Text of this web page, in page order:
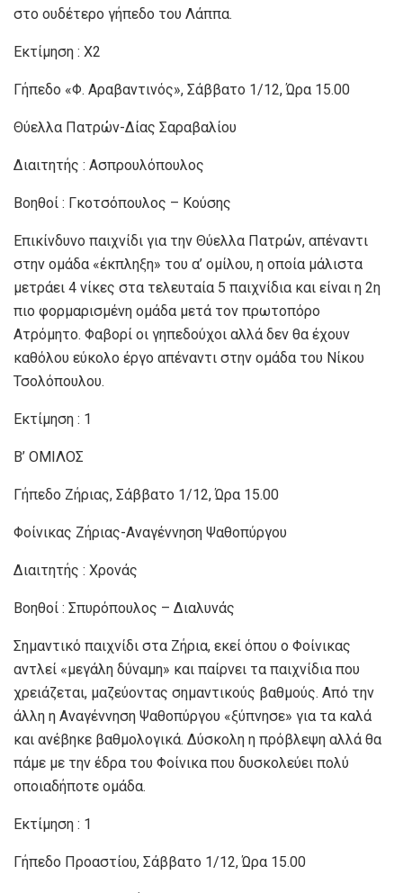
στο ουδέτερο γήπεδο του Λάππα.
Εκτίμηση : Χ2
Γήπεδο «Φ. Αραβαντινός», Σάββατο 1/12, Ώρα 15.00
Θύελλα Πατρών-Δίας Σαραβαλίου
Διαιτητής : Ασπρουλόπουλος
Βοηθοί : Γκοτσόπουλος – Κούσης
Επικίνδυνο παιχνίδι για την Θύελλα Πατρών, απέναντι
στην ομάδα «έκπληξη» του α’ ομίλου, η οποία μάλιστα
μετράει 4 νίκες στα τελευταία 5 παιχνίδια και είναι η 2η
πιο φορμαρισμένη ομάδα μετά τον πρωτοπόρο
Ατρόμητο. Φαβορί οι γηπεδούχοι αλλά δεν θα έχουν
καθόλου εύκολο έργο απέναντι στην ομάδα του Νίκου
Τσολόπουλου.
Εκτίμηση : 1
Β’ ΟΜΙΛΟΣ
Γήπεδο Ζήριας, Σάββατο 1/12, Ώρα 15.00
Φοίνικας Ζήριας-Αναγέννηση Ψαθοπύργου
Διαιτητής : Χρονάς
Βοηθοί : Σπυρόπουλος – Διαλυνάς
Σημαντικό παιχνίδι στα Ζήρια, εκεί όπου ο Φοίνικας
αντλεί «μεγάλη δύναμη» και παίρνει τα παιχνίδια που
χρειάζεται, μαζεύοντας σημαντικούς βαθμούς. Από την
άλλη η Αναγέννηση Ψαθοπύργου «ξύπνησε» για τα καλά
και ανέβηκε βαθμολογικά. Δύσκολη η πρόβλεψη αλλά θα
πάμε με την έδρα του Φοίνικα που δυσκολεύει πολύ
οποιαδήποτε ομάδα.
Εκτίμηση : 1
Γήπεδο Προαστίου, Σάββατο 1/12, Ώρα 15.00